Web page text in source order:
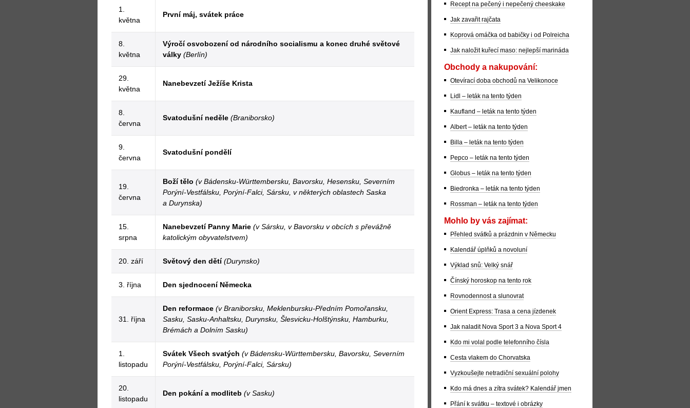
1.
května
První máj, svátek práce
8.
května
Výročí osvobození od národního socialismu a konec druhé světové
války (Berlín)
29.
května
Nanebevzetí Ježíše Krista
8.
června
Svatodušní neděle (Braniborsko)
9.
června
Svatodušní pondělí
19.
června
Boží tělo (v Bádensku-Württembersku, Bavorsku, Hesensku, Severním
Porýní-Vestfálsku, Porýní-Falci, Sársku, v některých oblastech Saska
a Durynska)
15.
srpna
Nanebevzetí Panny Marie (v Sársku, v Bavorsku v obcích s převážně
katolickým obyvatelstvem)
20. září Světový den dětí(Durynsko)
3. října Den sjednocení Německa
31. října
Den reformace (v Braniborsku, Meklenbursku-Předním Pomořansku,
Sasku, Sasku-Anhaltsku, Durynsku, Šlesvicku-Holštýnsku, Hamburku,
Brémách a Dolním Sasku)
1.
listopadu
Svátek Všech svatých (v Bádensku-Württembersku, Bavorsku, Severním
Porýní-Vestfálsku, Porýní-Falci, Sársku)
20.
listopadu
Den pokání a modliteb (v Sasku)
Recept na pečený i nepečený cheeskake
Jak zavařit rajčata
Koprová omáčka od babičky i od Polreicha
Jak naložit kuřecí maso: nejlepší marináda
Obchody a nakupování:
Otevírací doba obchodů na Velikonoce
Lidl – leták na tento týden
Kaufland – leták na tento týden
Albert – leták na tento týden
Billa – leták na tento týden
Pepco – leták na tento týden
Globus – leták na tento týden
Biedronka – leták na tento týden
Rossman – leták na tento týden
Mohlo by vás zajímat:
Přehled svátků a prázdnin v Německu
Kalendář úplňků a novoluní
Výklad snů: Velký snář
Čínský horoskop na tento rok
Rovnodennost a slunovrat
Orient Express: Trasa a cena jízdenek
Jak naladit Nova Sport 3 a Nova Sport 4
Kdo mi volal podle telefonního čísla
Cesta vlakem do Chorvatska
Vyzkoušejte netradiční sexuální polohy
Kdo má dnes a zítra svátek? Kalendář jmen
Přání k svátku – textové i obrázky